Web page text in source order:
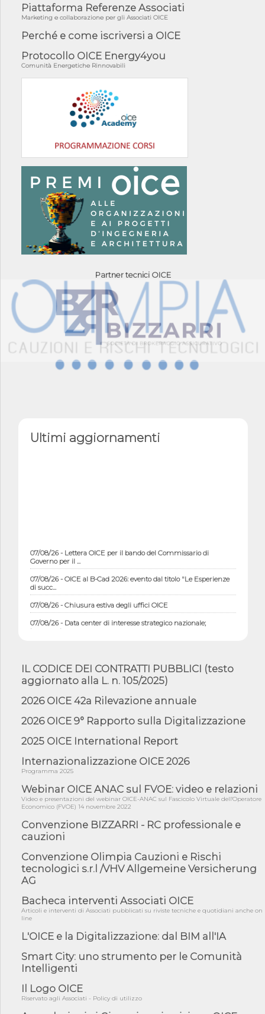
Piattaforma Referenze Associati
Marketing e collaborazione per gli Associati OICE
Perché e come iscriversi a OICE
Protocollo OICE Energy4you
Comunità Energetiche Rinnovabili
Partner tecnici OICE
Ultimi aggiornamenti
07/08/26 - Lettera OICE per il bando del Commissario di
Governo per il ...
07/08/26 - OICE al B-Cad 2026: evento dal titolo "Le Esperienze
di succ...
07/08/26 - Chiusura estiva degli uffici OICE
07/08/26 - Data center di interesse strategico nazionale;
interventi pe...
07/08/26 - Ponte sullo Stretto di Messina: deliberata la
sussistenza di...
07/08/26 - Tunnel Brennero, dal Cipess via libera al quinto lotto
costr...
06/08/26 - Istat, produzione industriale in calo dell'1% a giugno,
con ...
06/08/26 - DL PA approvato in Cdm: contributi per
riqualificazione sism...
06/08/26 - CdM: approvato il d.lgs. di adeguamento all’AI Act in
mate...
06/08/26 - DDL delegazione europea in Cdm per recepimento
norme UE in m...
05/08/26 - DL Infrastrutture e PNRR è legge: approvata oggi la
fiducia...
05/08/26 - Focus OICE sul DDL di riforma della responsabilità
05/08/26 - Anac: pubblicata la Relazione illustrativa al Bando tipo
2 s...
05/08/26 - SAVE THE DATE: Assemblea Pubblica Confindustria
Professioni ...
05/08/26 - Successo OICE per il bando della Città metropolitana
di Reg...
05/08/26 - Lettera OICE per il bando della Giunta Regionale della
Campa...
04/08/26 - DL PA: previste cancellazioni da elenchi professionisti
IL CODICE DEI CONTRATTI PUBBLICI (testo
aggiornato alla L. n. 105/2025)
2026 OICE 42a Rilevazione annuale
2026 OICE 9° Rapporto sulla Digitalizzazione
2025 OICE International Report
Internazionalizzazione OICE 2026
Programma 2025
Webinar OICE ANAC sul FVOE: video e relazioni
Video e presentazioni del webinar OICE-ANAC sul Fascicolo Virtuale dell'Operatore
Economico (FVOE) 14 novembre 2022
Convenzione BIZZARRI - RC professionale e
cauzioni
Convenzione Olimpia Cauzioni e Rischi
tecnologici s.r.l /VHV Allgemeine Versicherung
AG
Bacheca interventi Associati OICE
Articoli e interventi di Associati pubblicati su riviste tecniche e quotidiani anche on
line
L'OICE e la Digitalizzazione: dal BIM all'IA
Smart City: uno strumento per le Comunità
Intelligenti
Il Logo OICE
Riservato agli Associati - Policy di utilizzo